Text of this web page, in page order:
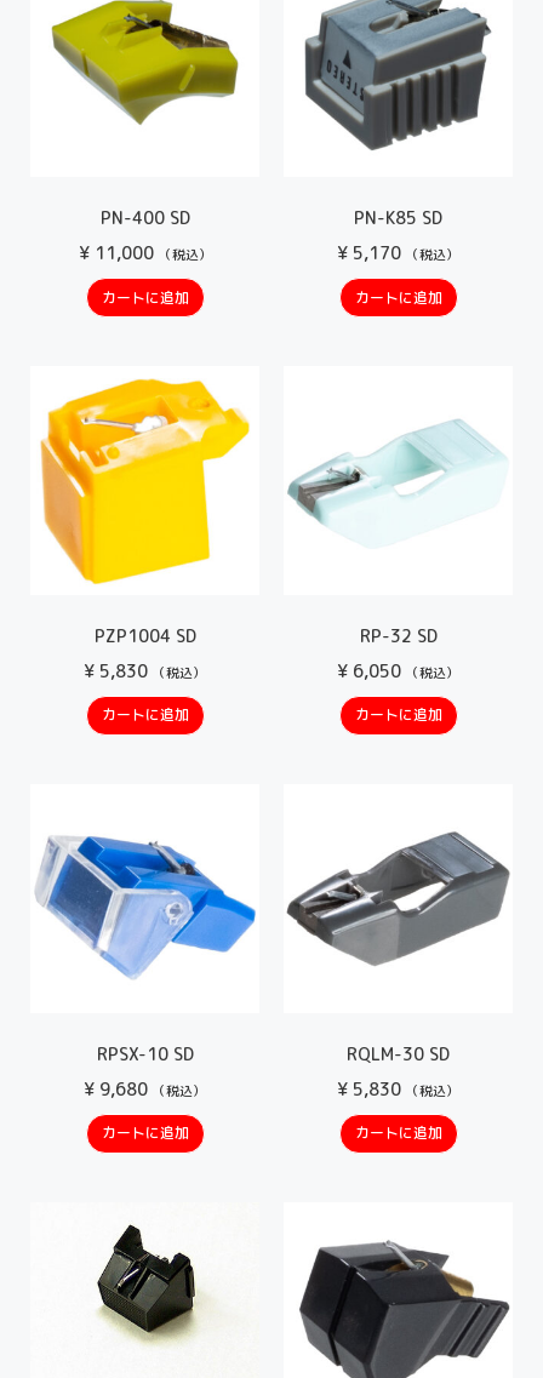
PN-400 SD
¥11,000 （税込）
カートに追加
PN-K85 SD
¥ 5,170 （税込）
カートに追加
PZP1004 SD
¥ 5,830 （税込）
カートに追加
RP-32 SD
¥ 6,050 （税込）
カートに追加
RPSX-10 SD
¥ 9,680 （税込）
カートに追加
RQLM-30 SD
¥ 5,830 （税込）
カートに追加